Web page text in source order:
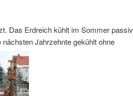
Das Erdreich kühlt im Sommer passiv
Jahrzehnte gekühlt ohne